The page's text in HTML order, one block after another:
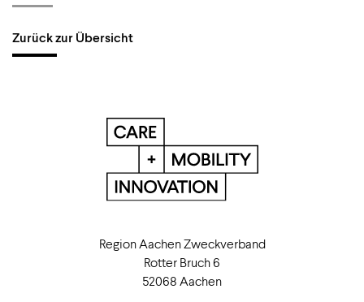
Zurück zur Übersicht
Region Aachen Zweckverband
Rotter Bruch 6
52068 Aachen